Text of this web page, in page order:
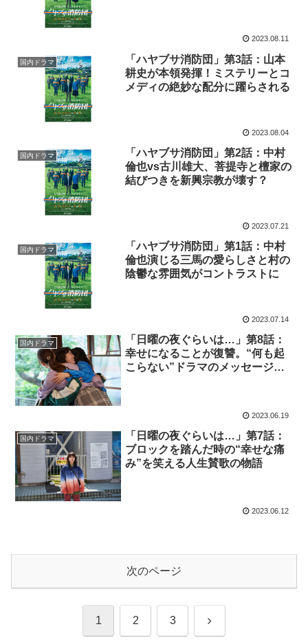
2023.08.11
国内ドラマ
「ハヤブサ消防団」第3話：山本
耕史が本領発揮！ミステリーとコ
メディの絶妙な配分に躍らされる
2023.08.04
国内ドラマ
「ハヤブサ消防団」第2話：中村
倫也vs古川雄大、菩提寺と檀家の
結びつきを新興宗教が壊す？
2023.07.21
国内ドラマ
「ハヤブサ消防団」第1話：中村
倫也演じる三馬の愛らしさと村の
陰鬱な雰囲気がコントラストに
2023.07.14
国内ドラマ
「日曜の夜ぐらいは…」第8話：
幸せになることが復讐。“何も起
こらない”ドラマのメッセージに
2023.06.19
国内ドラマ
「日曜の夜ぐらいは…」第7話：
ブロックを踏んだ時の“幸せな痛
み”を笑える人生賛歌の物語
2023.06.12
次のページ
1 2 3 次